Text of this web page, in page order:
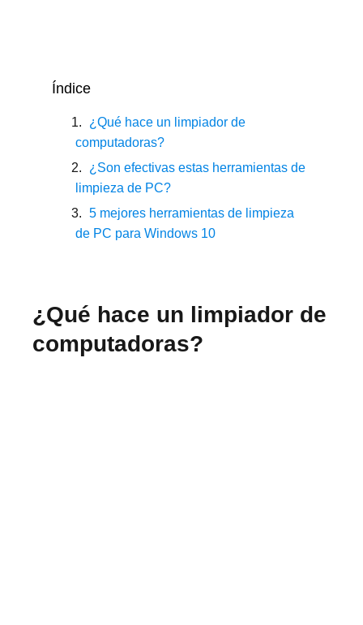
Índice
¿Qué hace un limpiador de
computadoras?
¿Son efectivas estas herramientas de
limpieza de PC?
5 mejores herramientas de limpieza
de PC para Windows 10
¿Qué hace un limpiador de
computadoras?